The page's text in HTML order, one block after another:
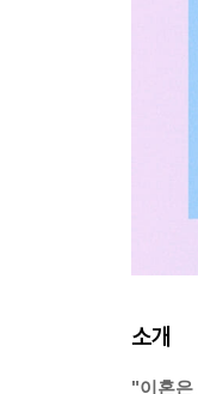
소개
"이혼은